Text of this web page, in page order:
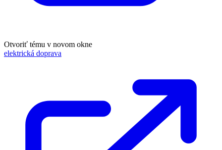
Otvoriť tému v novom okne
elektrická doprava